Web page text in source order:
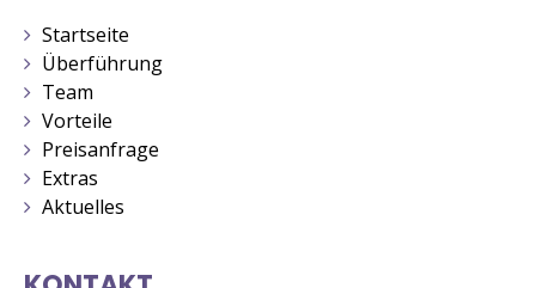
Startseite
Überführung
Team
Vorteile
Preisanfrage
Extras
Aktuelles